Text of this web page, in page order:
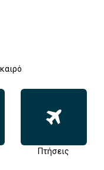
Πτήσεις